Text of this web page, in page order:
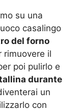
su una
casalingo
del forno
rimuovere il
poi pulirlo e
durante
un
con